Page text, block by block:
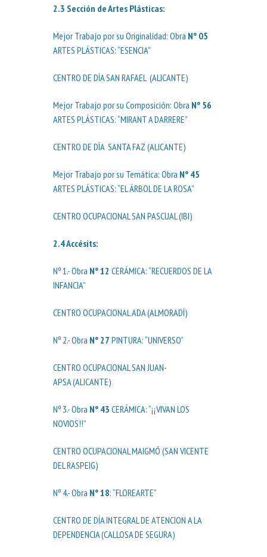
2.3 Sección de Artes Plásticas:
Mejor Trabajo por su Originalidad: Obra Nº 05
ARTES PLÁSTICAS: “ESENCIA”
CENTRO DE DÍA SAN RAFAEL (ALICANTE)
Mejor Trabajo por su Composición: Obra Nº 56
ARTES PLÁSTICAS: “MIRANT A DARRERE”
CENTRO DE DÍA SANTA FAZ (ALICANTE)
Mejor Trabajo por su Temática: Obra Nº 45
ARTES PLÁSTICAS: “EL ÁRBOL DE LA ROSA”
CENTRO OCUPACIONAL SAN PASCUAL (IBI)
2.4Accésits:
Nº 1.- Obra Nº 12 CERÁMICA: “RECUERDOS DE LA
INFANCIA”
CENTRO OCUPACIONAL ADA (ALMORADÍ)
Nº 2.- Obra Nº 27 PINTURA: “UNIVERSO”
CENTRO OCUPACIONAL SAN JUAN-
APSA (ALICANTE)
Nº 3.- Obra Nº 43 CERÁMICA: “¡¡VIVAN LOS
NOVIOS!!”
CENTRO OCUPACIONAL MAIGMÓ (SAN VICENTE
DEL RASPEIG)
Nº 4.- Obra Nº 18: “FLOREARTE”
CENTRO DE DÍA INTEGRAL DE ATENCION A LA
DEPENDENCIA (CALLOSA DE SEGURA)